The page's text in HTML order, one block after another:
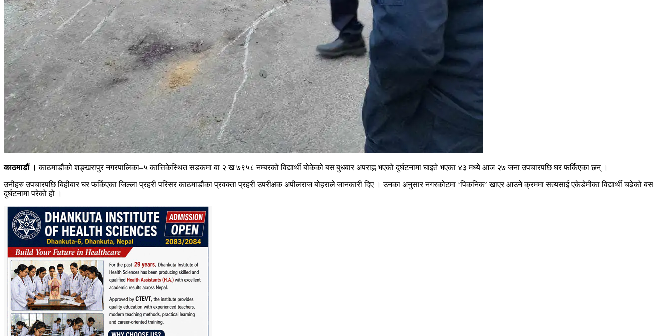
काठमाडौं । काठमाडौंको शङ्खरापुर नगरपालिका–५ कात्तिकेस्थित सडकमा बा २ ख ७९५८ नम्बरको विद्यार्थी बोकेको बस बुधबार अपराह्न भएको दुर्घटनामा घाइते भएका ४३ मध्ये आज २७ जना उपचारपछि घर फर्किएका छन् ।
उनीहरु उपचारपछि बिहीबार घर फर्किएका जिल्ला प्रहरी परिसर काठमाडौंका प्रवक्ता प्रहरी उपरीक्षक अपीलराज बोहराले जानकारी दिए । उनका अनुसार नगरकोटमा ‘पिकनिक’ खाएर आउने क्रममा सत्यसाई एकेडेमीका विद्यार्थी चढेको बस
दुर्घटनामा परेको हो ।